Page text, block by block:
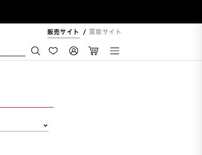
販売サイト 買取サイト